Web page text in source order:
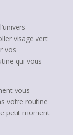
visage vert
vos
qui vous
vous
votre routine
petit moment